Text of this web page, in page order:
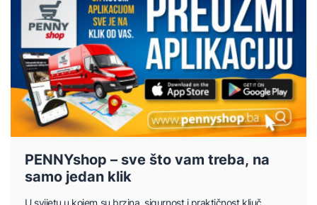
PENNYshop – sve što vam treba, na
samo jedan klik
U svijetu u kojem su brzina, sigurnost i praktičnost ključ